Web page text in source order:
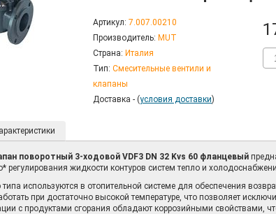
Артикул: 7.007.00210
Производитель: MUT
Страна: Италия
Тип: Смесительные вентили и
клапаны
Доставка - (условия доставки)
поворотный 3-ходовой VDF3 DN 32 Kvs 60 фланцевый
регулирования жидкости контуров систем тепло и
используются в отопительной системе для обеспечения
при достаточно высокой температуре, что позволяет
с продуктами сгорания обладают коррозийными свойствами,